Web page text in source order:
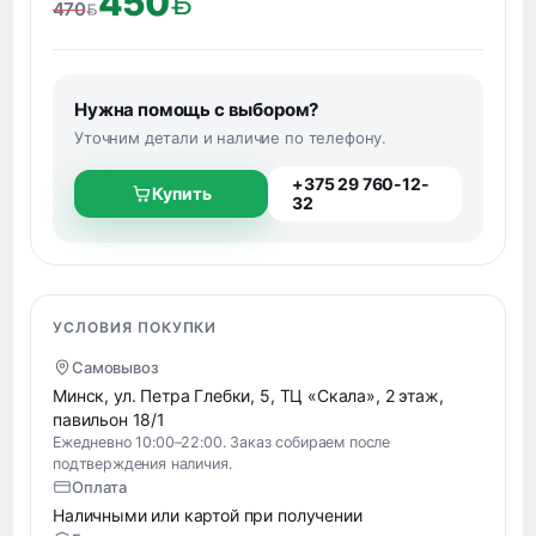
470
BYN BYN
Нужна помощь с выбором?
Уточним детали и наличие по телефону.
Купить
+375 29 760-12-
32
УСЛОВИЯ ПОКУПКИ
Самовывоз
Минск, ул. Петра Глебки, 5, ТЦ «Скала», 2 этаж,
павильон 18/1
Ежедневно 10:00–22:00. Заказ собираем после
подтверждения наличия.
Оплата
Наличными или картой при получении